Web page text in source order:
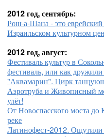
2012 год, сентябрь:
Рош-а-Шана - это
Израильском культурном
2012 год, август:
Фестиваль культур в
фестиваль, или как
"Аквамарин". Цирк
Аэротруба и Живописный
улёт!
От Новоспасского моста до
реке
Латинофест-2012.